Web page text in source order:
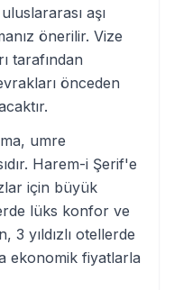
aşı
önerilir. Vize
tarafından
önceden
umre
Harem-i Şerif'e
için büyük
lüks konfor ve
3 yıldızlı otellerde
ekonomik fiyatlarla